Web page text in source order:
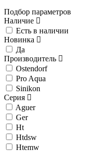
Подбор параметров
Наличие
Есть в наличии
Новинка
Да
Производитель
Ostendorf
Pro Aqua
Sinikon
Серия
Aguer
Ger
Ht
Htdsw
Htemw